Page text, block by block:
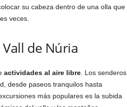
su cabeza dentro de una olla que
veces.
de Núria
actividades al aire libre. Los senderos
desde paseos tranquilos hasta
más populares es la subida